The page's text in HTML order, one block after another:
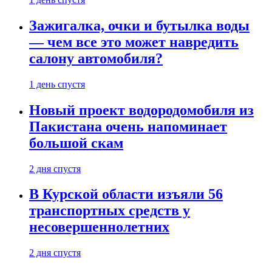
Зажигалка, очки и бутылка воды
— чем все это может навредить
салону автомобиля?
1 день спустя
Новый проект водородомобиля из
Пакистана очень напоминает
большой скам
2 дня спустя
В Курской области изъяли 56
транспортных средств у
несовершеннолетних
2 дня спустя